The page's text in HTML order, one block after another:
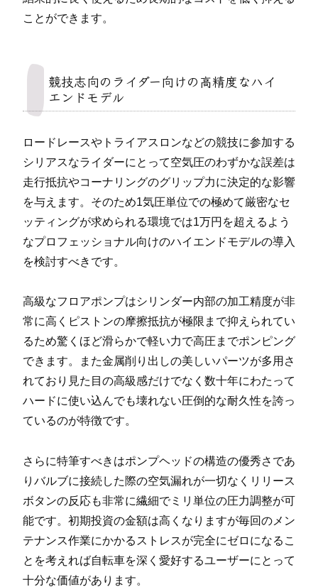
ことができます。
競技志向のライダー向けの高精度なハイ
エンドモデル
ロードレースやトライアスロンなどの競技に参加する
シリアスなライダーにとって空気圧のわずかな誤差は
走行抵抗やコーナリングのグリップ力に決定的な影響
を与えます。そのため1気圧単位での極めて厳密なセ
ッティングが求められる環境では1万円を超えるよう
なプロフェッショナル向けのハイエンドモデルの導入
を検討すべきです。
高級なフロアポンプはシリンダー内部の加工精度が非
常に高くピストンの摩擦抵抗が極限まで抑えられてい
るため驚くほど滑らかで軽い力で高圧までポンピング
できます。また金属削り出しの美しいパーツが多用さ
れており見た目の高級感だけでなく数十年にわたって
ハードに使い込んでも壊れない圧倒的な耐久性を誇っ
ているのが特徴です。
さらに特筆すべきはポンプヘッドの構造の優秀さであ
りバルブに接続した際の空気漏れが一切なくリリース
ボタンの反応も非常に繊細でミリ単位の圧力調整が可
能です。初期投資の金額は高くなりますが毎回のメン
テナンス作業にかかるストレスが完全にゼロになるこ
とを考えれば自転車を深く愛好するユーザーにとって
十分な価値があります。